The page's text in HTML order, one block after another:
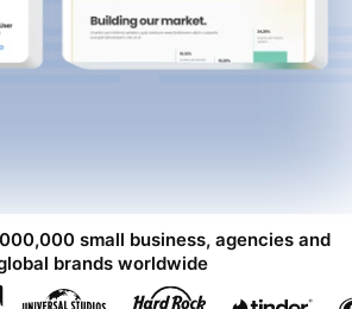
small business, agencies and
brands worldwide